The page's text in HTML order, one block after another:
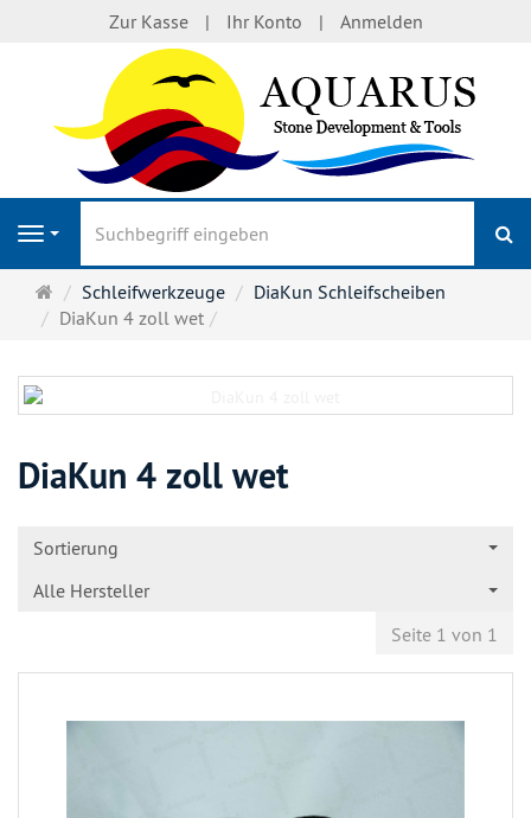
Zur Kasse Ihr Konto Anmelden
Navigation
Startseite
Schleifwerkzeuge
DiaKun Schleifscheiben
DiaKun 4 zoll wet
DiaKun 4 zoll wet
Sortierung
Alle Hersteller
Seite 1 von 1